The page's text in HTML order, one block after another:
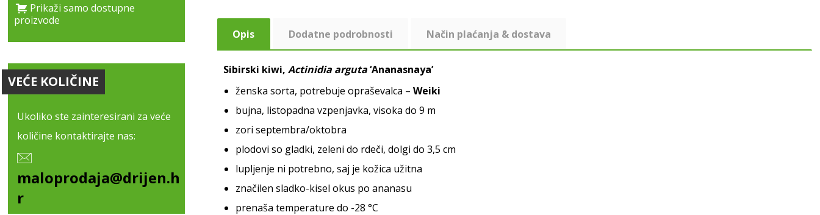
Opis Dodatne podrobnosti Način plaćanja & dostava
Sibirski kiwi, Actinidia arguta‘Ananasnaya’
ženska sorta, potrebuje opraševalca – Weiki
bujna, listopadna vzpenjavka, visoka do 9 m
zori septembra/oktobra
plodovi so gladki, zeleni do rdeči, dolgi do 3,5 cm
lupljenje ni potrebno, saj je kožica užitna
značilen sladko-kisel okus po ananasu
prenaša temperature do -28 °C
Prikaži samo dostupne
proizvode
VEĆE KOLIČINE
Ukoliko ste zainteresirani za veće
količine kontaktirajte nas:
maloprodaja@drijen.h
r